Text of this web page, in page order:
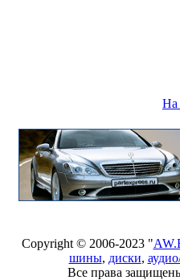
На
Copyright © 2006-2023 "
шины, диски,
Все права